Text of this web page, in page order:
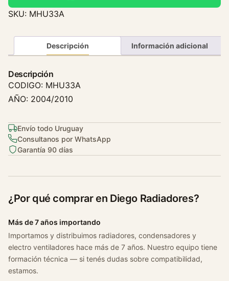
t
r
e
t
l
d
o
r
y
n
a
i
A
c
c
SKU: MHU33A
Descripción Información adicional
Descripción
CODIGO: MHU33A
AÑO: 2004/2010
Envío todo Uruguay
Consultanos por WhatsApp
Garantía 90 días
¿Por qué comprar en Diego Radiadores?
Más de 7 años importando
Importamos y distribuimos radiadores, condensadores y
electro ventiladores hace más de 7 años. Nuestro equipo tiene
formación técnica — si tenés dudas sobre compatibilidad,
estamos.